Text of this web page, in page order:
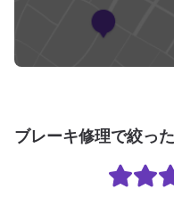
ブレーキ修理で絞っ